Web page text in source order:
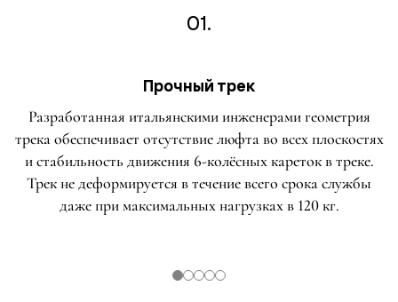
01.
Прочный трек
Разработанная итальянскими инженерами геометрия
трека обеспечивает отсутствие люфта во всех плоскостях
и стабильность движения 6-колёсных кареток в треке.
Трек не деформируется в течение всего срока службы
даже при максимальных нагрузках в 120 кг.